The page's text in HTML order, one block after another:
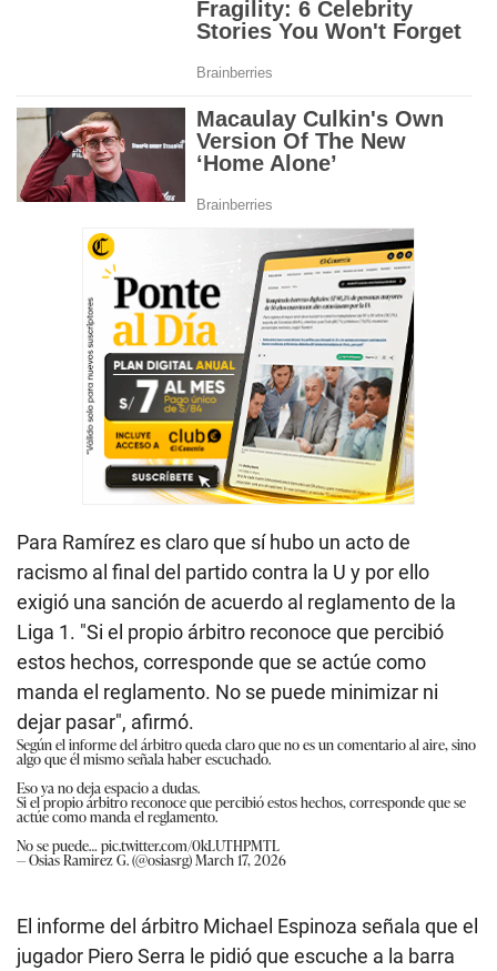
Para Ramírez es claro que sí hubo un acto de
racismo al final del partido contra la U y por ello
exigió una sanción de acuerdo al reglamento de la
Liga 1. "Si el propio árbitro reconoce que percibió
estos hechos, corresponde que se actúe como
manda el reglamento. No se puede minimizar ni
dejar pasar", afirmó.
Según el informe del árbitro queda claro que no es un comentario al aire, sino
algo que él mismo señala haber escuchado.
Eso ya no deja espacio a dudas.
Si el propio árbitro reconoce que percibió estos hechos, corresponde que se
actúe como manda el reglamento.
No se puede…pic.twitter.com/0kLUTHPMTL
— Osias Ramirez G. (@osiasrg)March 17, 2026
El informe del árbitro Michael Espinoza señala que el
jugador Piero Serra le pidió que escuche a la barra